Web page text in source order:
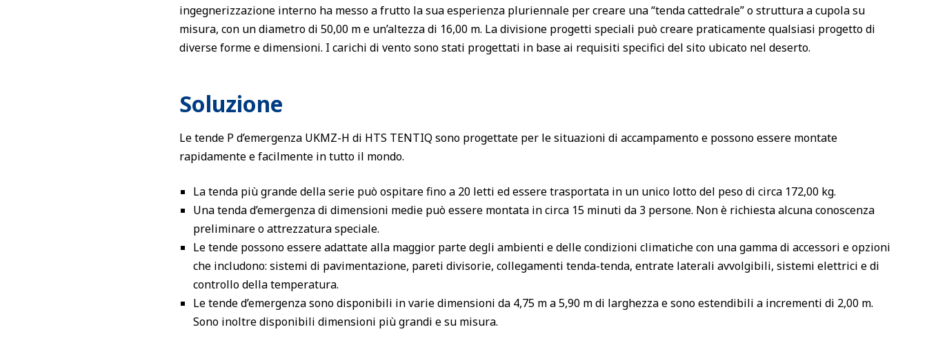
ingegnerizzazione interno ha messo a frutto la sua esperienza pluriennale per creare una “tenda cattedrale” o struttura a cupola su
misura, con un diametro di 50,00 m e un’altezza di 16,00 m. La divisione progetti speciali può creare praticamente qualsiasi progetto di
diverse forme e dimensioni. I carichi di vento sono stati progettati in base ai requisiti specifici del sito ubicato nel deserto.
Soluzione
Le tende P d’emergenza UKMZ-H di HTS TENTIQ sono progettate per le situazioni di accampamento e possono essere montate
rapidamente e facilmente in tutto il mondo.
La tenda più grande della serie può ospitare fino a 20 letti ed essere trasportata in un unico lotto del peso di circa 172,00 kg.
Una tenda d’emergenza di dimensioni medie può essere montata in circa 15 minuti da 3 persone. Non è richiesta alcuna conoscenza
preliminare o attrezzatura speciale.
Le tende possono essere adattate alla maggior parte degli ambienti e delle condizioni climatiche con una gamma di accessori e opzioni
che includono: sistemi di pavimentazione, pareti divisorie, collegamenti tenda-tenda, entrate laterali avvolgibili, sistemi elettrici e di
controllo della temperatura.
Le tende d’emergenza sono disponibili in varie dimensioni da 4,75 m a 5,90 m di larghezza e sono estendibili a incrementi di 2,00 m.
Sono inoltre disponibili dimensioni più grandi e su misura.